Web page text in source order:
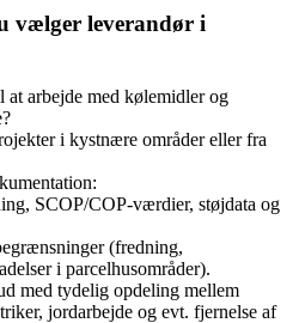
vælger leverandør i
arbejde med kølemidler og
i kystnære områder eller fra
SCOP/COP‑værdier, støjdata og
(fredning,
i parcelhusområder).
med tydelig opdeling mellem
jordarbejde og evt. fjernelse af